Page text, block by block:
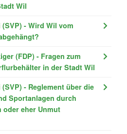
Wil
- Wird Wil vom
(FDP) - Fragen zum
in der Stadt Wil
- Reglement über die
Sportanlagen durch
oder eher Unmut